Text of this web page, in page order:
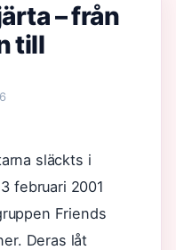
– från
till
släckts i
februari 2001
Friends
Deras låt